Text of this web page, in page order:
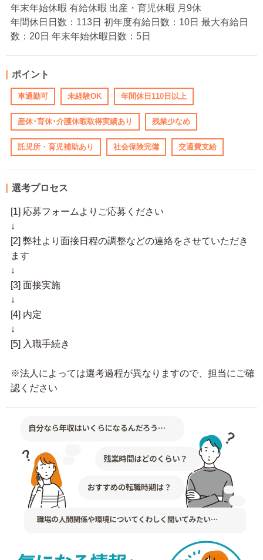
年末年始休暇 有給休暇 出産・育児休暇 月9休
年間休日日数：113日 初年度有給日数：10日 最大有給日
数：20日 年末年始休暇日数：5日
ポイント
車通勤可 未経験OK 年間休日110日以上
産休･育休･介護休暇取得実績あり 残業少なめ
託児所・育児補助あり 社会保険完備 交通費支給
選考プロセス
[1] 応募フォームよりご応募ください
↓
[2] 弊社より面接日程の調整などの連絡をさせていただき
ます
↓
[3] 面接実施
↓
[4] 内定
↓
[5] 入職手続き
※法人によっては選考過程が異なりますので、担当にご確
認ください